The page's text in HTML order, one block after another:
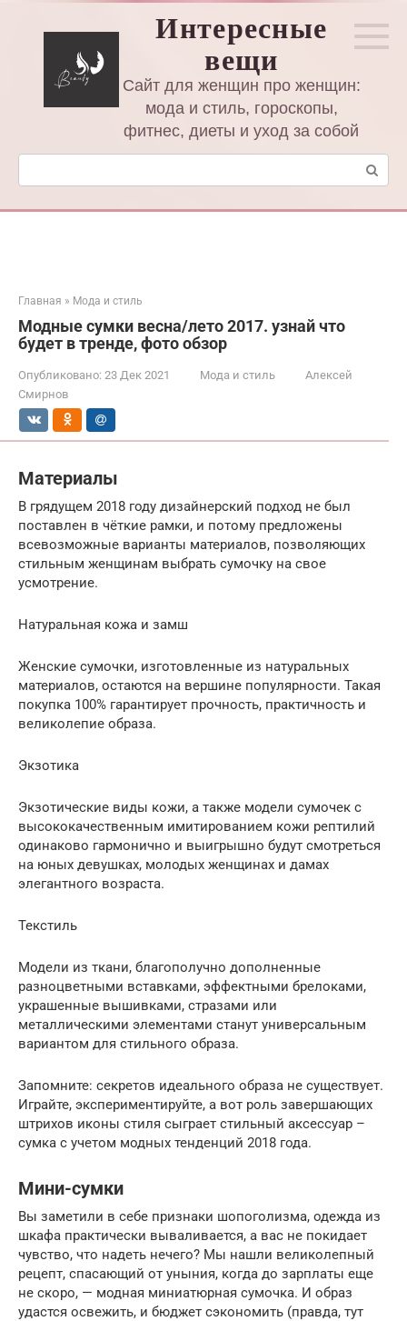
Интересные
вещи
Сайт для женщин про женщин:
мода и стиль, гороскопы,
фитнес, диеты и уход за собой
Поиск:
Главная » Мода и стиль
Модные сумки весна/лето 2017. узнай что
будет в тренде, фото обзор
Опубликовано: 23 Дек 2021 Мода и стиль
Алексей
Смирнов
Материалы
В грядущем 2018 году дизайнерский подход не был
поставлен в чёткие рамки, и потому предложены
всевозможные варианты материалов, позволяющих
стильным женщинам выбрать сумочку на свое
усмотрение.
Натуральная кожа и замш
Женские сумочки, изготовленные из натуральных
материалов, остаются на вершине популярности. Такая
покупка 100% гарантирует прочность, практичность и
великолепие образа.
Экзотика
Экзотические виды кожи, а также модели сумочек с
высококачественным имитированием кожи рептилий
одинаково гармонично и выигрышно будут смотреться
на юных девушках, молодых женщинах и дамах
элегантного возраста.
Текстиль
Модели из ткани, благополучно дополненные
разноцветными вставками, эффектными брелоками,
украшенные вышивками, стразами или
металлическими элементами станут универсальным
вариантом для стильного образа.
Запомните: секретов идеального образа не существует.
Играйте, экспериментируйте, а вот роль завершающих
штрихов иконы стиля сыграет стильный аксессуар –
сумка с учетом модных тенденций 2018 года.
Мини-сумки
Вы заметили в себе признаки шопоголизма, одежда из
шкафа практически вываливается, а вас не покидает
чувство, что надеть нечего? Мы нашли великолепный
рецепт, спасающий от уныния, когда до зарплаты еще
не скоро, — модная миниатюрная сумочка. И образ
удастся освежить, и бюджет сэкономить (правда, тут